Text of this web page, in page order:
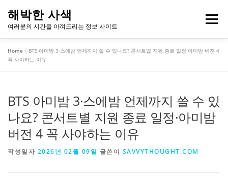
로
해박한 사색
여러분의 시간을 아껴드리는 정보 사이트
메뉴
개인정보처리방침
Home »BTS 아미밤 3·스에밤 언제까지 쓸 수 있나요? 콘서트별 지원 종료 일정·아미밤 버전 4
꼭 사야하는 이유
BTS 아미밤 3·스에밤 언제까지 쓸 수 있
나요? 콘서트별 지원 종료 일정·아미밤
버전 4 꼭 사야하는 이유
작성일자 2026년 02월 09일 글쓴이 SAVVYTHOUGHT.COM